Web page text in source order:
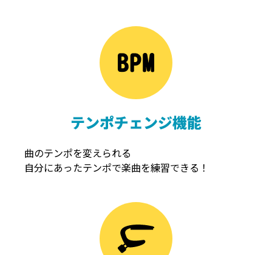
テンポチェンジ機能
曲のテンポを変えられる
自分にあったテンポで楽曲を練習できる！